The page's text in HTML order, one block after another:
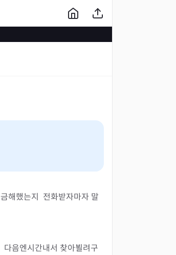
해했는지  전화받자마자 말
음엔시간내서 찾아뵐려구